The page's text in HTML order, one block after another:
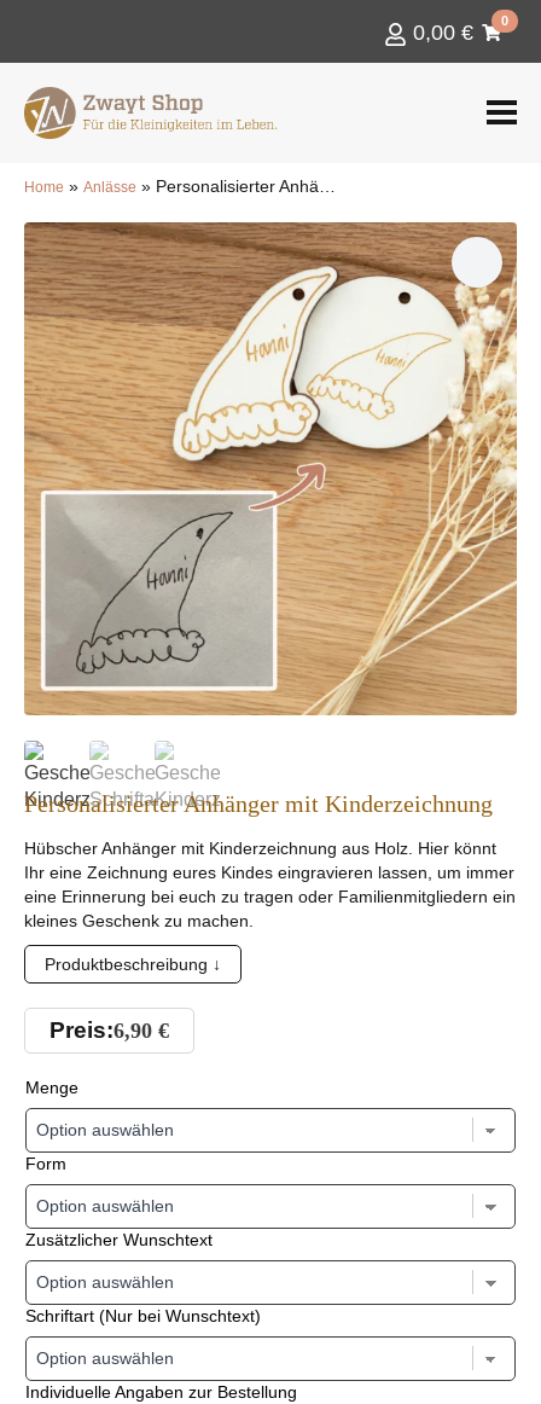
0,00 € 0
Home » Anlässe » Personalisierter Anhänger mit Kinderzeichnung
Personalisierter Anhänger mit Kinderzeichnung
Hübscher Anhänger mit Kinderzeichnung aus Holz. Hier könnt
Ihr eine Zeichnung eures Kindes eingravieren lassen, um immer
eine Erinnerung bei euch zu tragen oder Familienmitgliedern ein
kleines Geschenk zu machen.
Produktbeschreibung ↓
Preis:6,90 €
Menge
Form
Zusätzlicher Wunschtext
Schriftart (Nur bei Wunschtext)
Individuelle Angaben zur Bestellung